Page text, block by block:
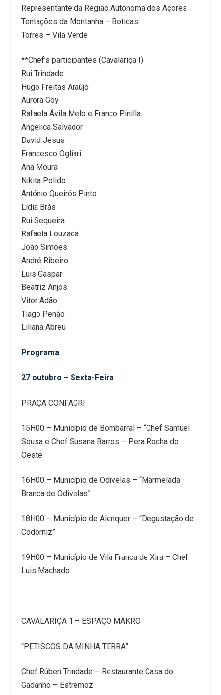
Representante da Região Autónoma dos Açores
Tentações da Montanha – Boticas
Torres – Vila Verde
**Chef’s participantes (Cavalariça I)
Rui Trindade
Hugo Freitas Araújo
Aurora Goy
Rafaela Ávila Melo e Franco Pinilla
Angélica Salvador
David Jesus
Francesco Ogliari
Ana Moura
Nikita Polido
António Queirós Pinto
Lídia Brás
Rui Sequeira
Rafaela Louzada
João Simões
André Ribeiro
Luis Gaspar
Beatriz Anjos
Vitor Adão
Tiago Penão
Liliana Abreu
Programa
27 outubro – Sexta-Feira
PRAÇA CONFAGRI
15H00 – Município de Bombarral – “Chef Samuel
Sousa e Chef Susana Barros – Pera Rocha do
Oeste
16H00 – Município de Odivelas – “Marmelada
Branca de Odivelas”
18H00 – Município de Alenquer – “Degustação de
Codorniz”
19H00 – Município de Vila Franca de Xira – Chef
Luis Machado
CAVALARIÇA 1 – ESPAÇO MAKRO
“PETISCOS DA MINHA TERRA”
Chef Rúben Trindade – Restaurante Casa do
Gadanho – Estremoz